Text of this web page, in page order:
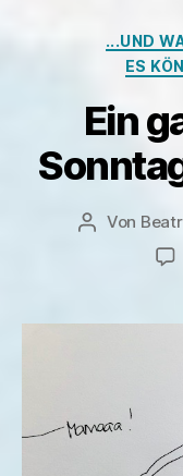
...UND
ES
Ein
Von